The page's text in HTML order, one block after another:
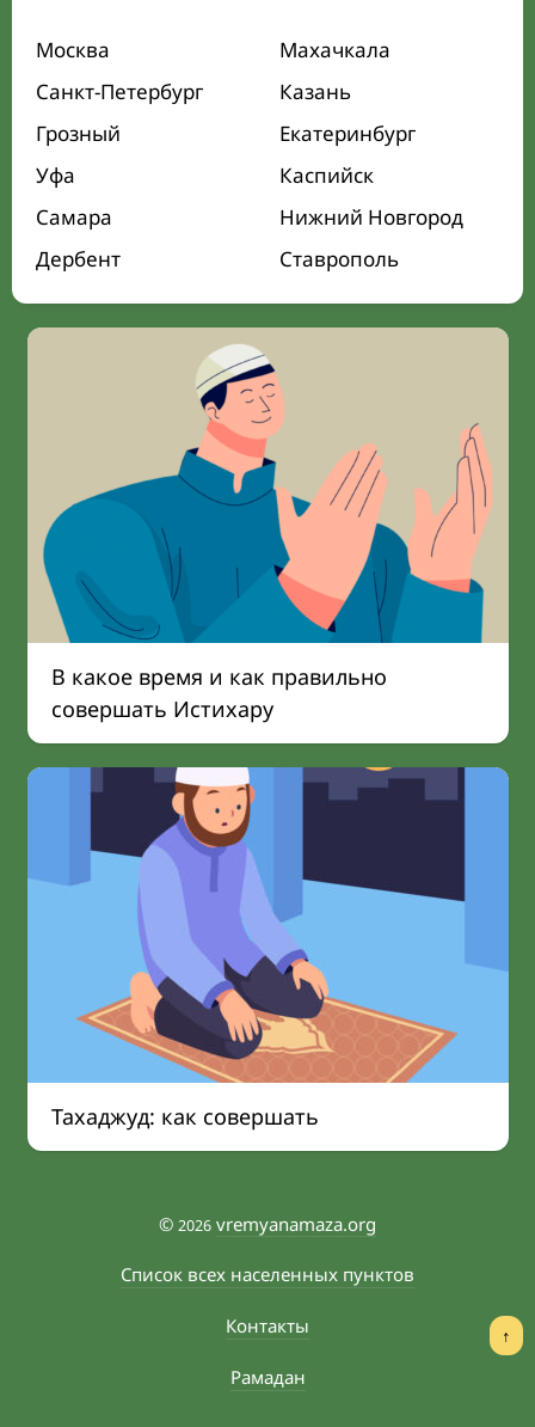
Москва
Махачкала
Санкт-Петербург
Казань
Грозный
Екатеринбург
Уфа
Каспийск
Самара
Нижний Новгород
Дербент
Ставрополь
В какое время и как правильно
совершать Истихару
Тахаджуд: как совершать
© 2026 vremyanamaza.org
Список всех населенных пунктов
Контакты
Рамадан
↑